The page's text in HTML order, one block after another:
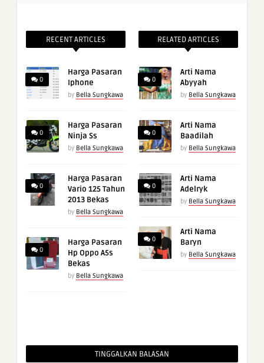
RECENT ARTICLES
0
Harga Pasaran
Iphone
by Bella Sungkawa
0
Harga Pasaran
Ninja Ss
by Bella Sungkawa
0
Harga Pasaran
Vario 125 Tahun
2013 Bekas
by Bella Sungkawa
0
Harga Pasaran
Hp Oppo A5s
Bekas
by Bella Sungkawa
RELATED ARTICLES
0
Arti Nama
Abyyah
by Bella Sungkawa
0
Arti Nama
Baadilah
by Bella Sungkawa
0
Arti Nama
Adelryk
by Bella Sungkawa
0
Arti Nama
Baryn
by Bella Sungkawa
TINGGALKAN BALASAN